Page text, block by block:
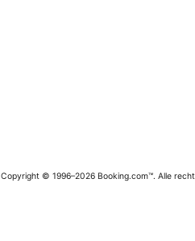
Copyright © 1996–2026 Booking.com™. Alle